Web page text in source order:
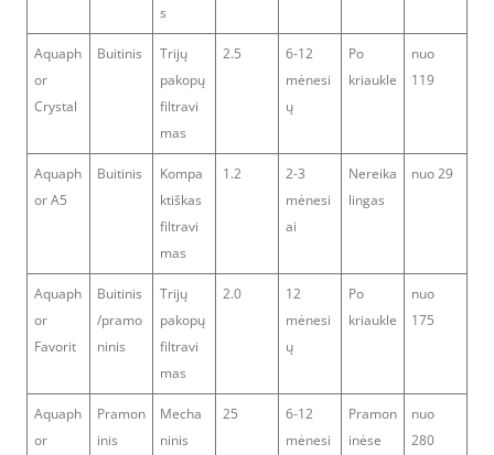
s
Aquaph
or
Crystal
Buitinis
Trijų
pakopų
filtravi
mas
2.5
6-12
mėnesi
ų
Po
kriaukle
nuo
119
Aquaph
or A5
Buitinis
Kompa
ktiškas
filtravi
mas
1.2
2-3
mėnesi
ai
Nereika
lingas
nuo 29
Aquaph
or
Favorit
Buitinis
/pramo
ninis
Trijų
pakopų
filtravi
mas
2.0
12
mėnesi
ų
Po
kriaukle
nuo
175
Aquaph
or
Pramon
inis
Mecha
ninis
25
6-12
mėnesi
Pramon
inėse
nuo
280